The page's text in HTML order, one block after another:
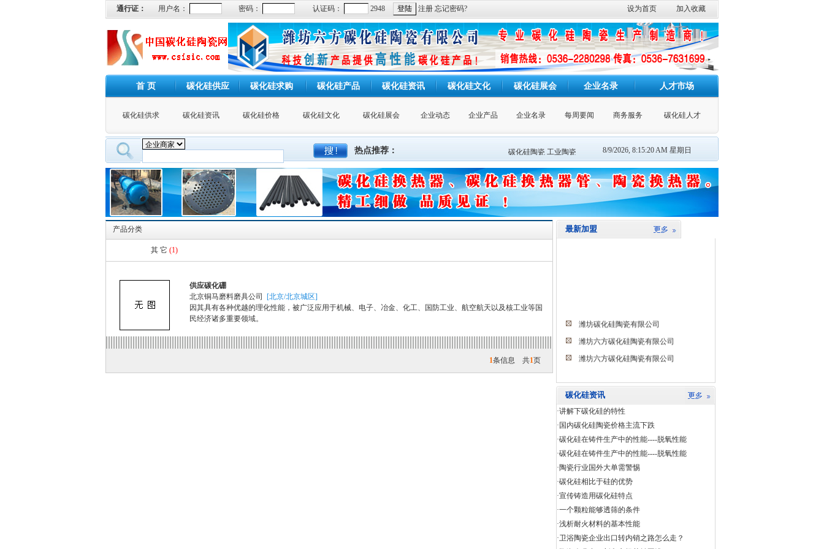
通行证： 用户名： 密码： 认证码： 2948 注册 忘记密码? 设为首页 加入收藏
首 页 碳化硅供应 碳化硅求购 碳化硅产品 碳化硅资讯 碳化硅文化 碳化硅展会 企业名录 人才市场
碳化硅供求 碳化硅资讯 碳化硅价格 碳化硅文化 碳化硅展会 企业动态 企业产品 企业名录 每周要闻 商务服务 碳化硅人才
热点推荐： 碳化硅陶瓷 工业陶瓷 辊棒 燃烧器喷火嘴套 冷风管 匣体
8/9/2026, 8:15:20 AM 星期日
产品分类
其 它 (1)
供应碳化硼
北京铜马磨料磨具公司
[北京/北京城区]
因其具有各种优越的理化性能，被广泛应用于机械、电子、冶金、化工、国防工业、航空航天以及核工业等国
民经济诸多重要领域。
1条信息 共1页
最新加盟
潍坊碳化硅陶瓷有限公司
潍坊六方碳化硅陶瓷有限公司
潍坊六方碳化硅陶瓷有限公司
碳化硅资讯
·讲解下碳化硅的特性
· 国内碳化硅陶瓷价格主流下跌
·碳化硅在铸件生产中的性能----脱氧性能
·碳化硅在铸件生产中的性能----脱氧性能
·陶瓷行业国外大单需警惕
·碳化硅相比于硅的优势
·宣传铸造用碳化硅特点
·一个颗粒能够透筛的条件
·浅析耐火材料的基本性能
·卫浴陶瓷企业出口转内销之路怎么走？